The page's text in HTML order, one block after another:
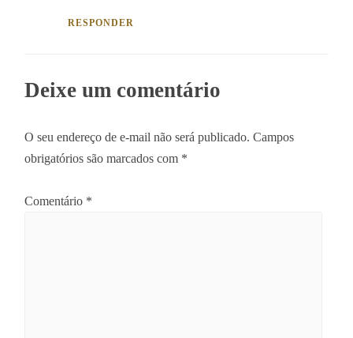
RESPONDER
Deixe um comentário
O seu endereço de e-mail não será publicado. Campos
obrigatórios são marcados com *
Comentário *